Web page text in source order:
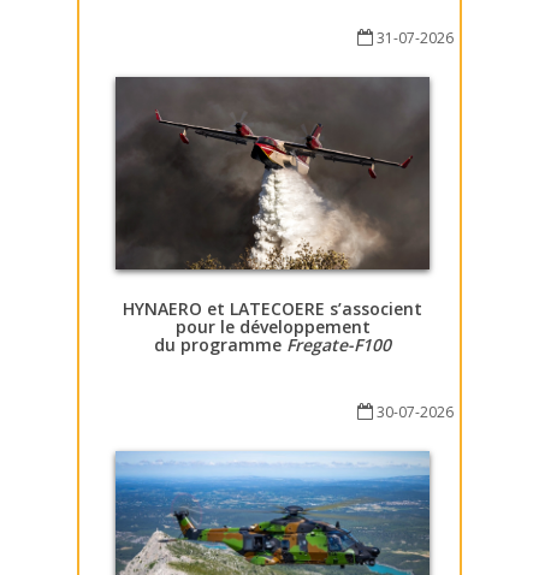
31-07-2026
HYNAERO et LATECOERE s’associent
pour le développement
du programme Fregate-F100
30-07-2026